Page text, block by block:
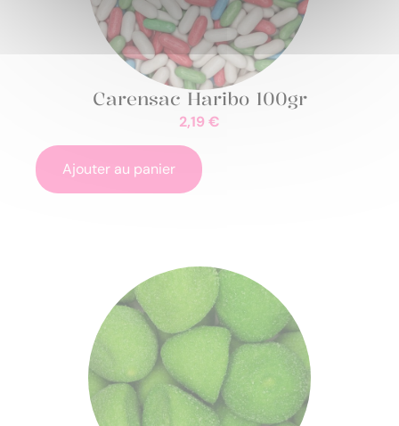
Carensac Haribo 100gr
2,19€
Ajouter au panier